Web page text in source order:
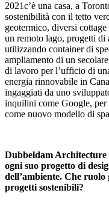
2021c’è una casa, a
sostenibilità con il tetto
geotermico, diversi
un remoto lago, progetti di
utilizzando container di
ampliamento di un
di lavoro per l’ufficio di
energia rinnovabile in
ingaggiati da uno
inquilini come Google, per
come nuovo modello di
Dubbeldam
ogni suo progetto di
dell’ambiente. Che ruolo
progetti sostenibili?